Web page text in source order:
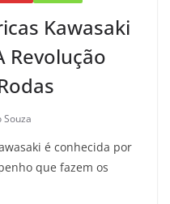
Kawasaki
Revolução
Souza
é conhecida por
que fazem os